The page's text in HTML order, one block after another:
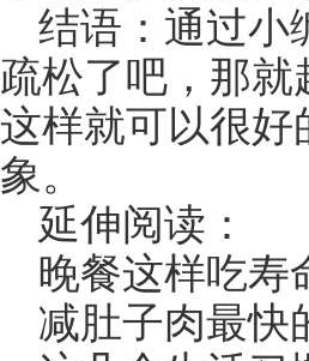
结语：通过小
疏松了吧，那
这样就可以很好
象。
延伸阅读：
晚餐这样吃寿
减肚子肉最快